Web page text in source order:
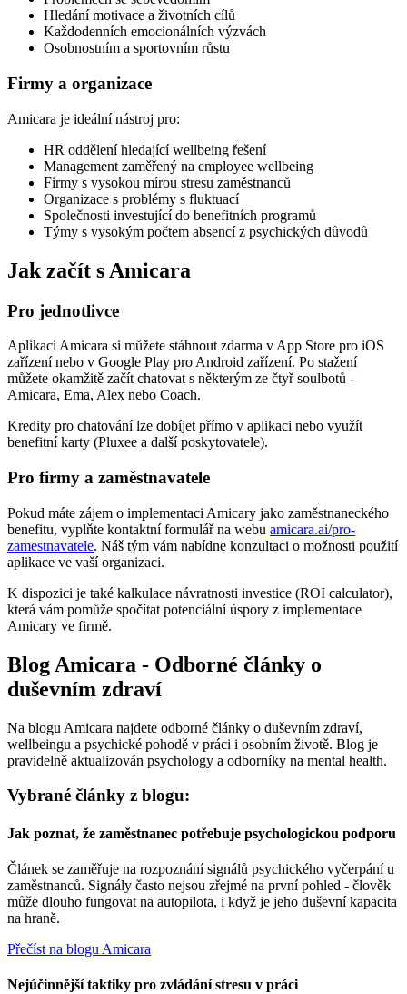
Hledání motivace a životních cílů
Každodenních emocionálních výzvách
Osobnostním a sportovním růstu
Firmy a organizace
Amicara je ideální nástroj pro:
HR oddělení hledající wellbeing řešení
Management zaměřený na employee wellbeing
Firmy s vysokou mírou stresu zaměstnanců
Organizace s problémy s fluktuací
Společnosti investující do benefitních programů
Týmy s vysokým počtem absencí z psychických důvodů
Jak začít s Amicara
Pro jednotlivce
Aplikaci Amicara si můžete stáhnout zdarma v App Store pro iOS
zařízení nebo v Google Play pro Android zařízení. Po stažení
můžete okamžitě začít chatovat s některým ze čtyř soulbotů -
Amicara, Ema, Alex nebo Coach.
Kredity pro chatování lze dobíjet přímo v aplikaci nebo využít
benefitní karty (Pluxee a další poskytovatele).
Pro firmy a zaměstnavatele
Pokud máte zájem o implementaci Amicary jako zaměstnaneckého
benefitu, vyplňte kontaktní formulář na webu amicara.ai/pro-
zamestnavatele. Náš tým vám nabídne konzultaci o možnosti použití
aplikace ve vaší organizaci.
K dispozici je také kalkulace návratnosti investice (ROI calculator),
která vám pomůže spočítat potenciální úspory z implementace
Amicary ve firmě.
Blog Amicara - Odborné články o
duševním zdraví
Na blogu Amicara najdete odborné články o duševním zdraví,
wellbeingu a psychické pohodě v práci i osobním životě. Blog je
pravidelně aktualizován psychology a odborníky na mental health.
Vybrané články z blogu:
Jak poznat, že zaměstnanec potřebuje psychologickou podporu
Článek se zaměřuje na rozpoznání signálů psychického vyčerpání u
zaměstnanců. Signály často nejsou zřejmé na první pohled - člověk
může dlouho fungovat na autopilota, i když je jeho duševní kapacita
na hraně.
Přečíst na blogu Amicara
Nejúčinnější taktiky pro zvládání stresu v práci